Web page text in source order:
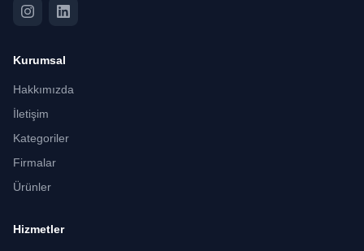
Kurumsal
Hakkımızda
İletişim
Kategoriler
Firmalar
Ürünler
Hizmetler